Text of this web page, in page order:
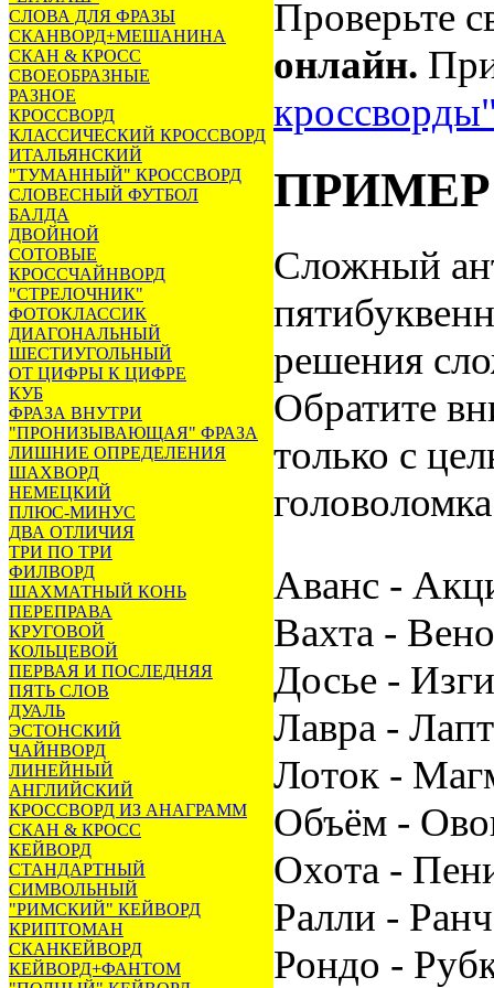
СЛОВА ДЛЯ ФРАЗЫ
СКАНВОРД+МЕШАНИНА
СКАН & КРОСС
СВОЕОБРАЗНЫЕ
РАЗНОЕ
КРОССВОРД
КЛАССИЧЕСКИЙ КРОССВОРД
ИТАЛЬЯНСКИЙ
"ТУМАННЫЙ" КРОССВОРД
СЛОВЕСНЫЙ ФУТБОЛ
БАЛДА
ДВОЙНОЙ
СОТОВЫЕ
КРОССЧАЙНВОРД
"СТРЕЛОЧНИК"
ФОТОКЛАССИК
ДИАГОНАЛЬНЫЙ
ШЕСТИУГОЛЬНЫЙ
ОТ ЦИФРЫ К ЦИФРЕ
КУБ
ФРАЗА ВНУТРИ
"ПРОНИЗЫВАЮЩАЯ" ФРАЗА
ЛИШНИЕ ОПРЕДЕЛЕНИЯ
ШАХВОРД
НЕМЕЦКИЙ
ПЛЮС-МИНУС
ДВА ОТЛИЧИЯ
ТРИ ПО ТРИ
ФИЛВОРД
ШАХМАТНЫЙ КОНЬ
ПЕРЕПРАВА
КРУГОВОЙ
КОЛЬЦЕВОЙ
ПЕРВАЯ И ПОСЛЕДНЯЯ
ПЯТЬ СЛОВ
ДУАЛЬ
ЭСТОНСКИЙ
ЧАЙНВОРД
ЛИНЕЙНЫЙ
АНГЛИЙСКИЙ
КРОССВОРД ИЗ АНАГРАММ
СКАН & КРОСС
КЕЙВОРД
СТАНДАРТНЫЙ
СИМВОЛЬНЫЙ
"РИМСКИЙ" КЕЙВОРД
КРИПТОМАН
СКАНКЕЙВОРД
КЕЙВОРД+ФАНТОМ
Проверьте
онлайн.
ПРИМЕР
Сложный
решения
Обратите
только с
Аванс -
Вахта -
Досье -
Лавра -
Лоток -
Объём -
Охота -
Ралли -
Рондо -